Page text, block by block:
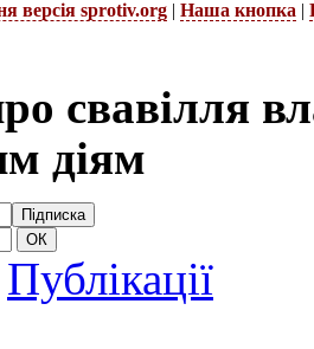
версія sprotiv.org | Наша кнопка |
свавілля
діям
Публікації